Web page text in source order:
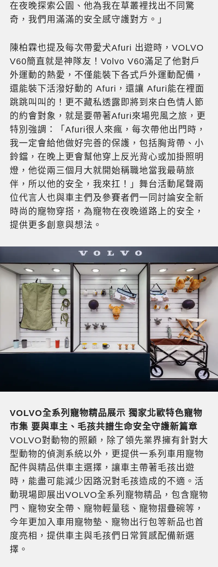
在夜晚探索公園、他為我在草叢裡找出不同驚
奇，我們用滿滿的安全感守護對方。」
陳柏霖也提及每次帶愛犬Afuri 出遊時，VOLVO
V60簡直就是神隊友！Volvo V60滿足了他對戶
外運動的熱愛，不僅能裝下各式戶外運動配備，
還能裝下活潑好動的 Afuri，還讓 Afuri能在裡面
跳跳叫叫的！更不藏私透露即將到來白色情人節
的約會對象，就是要帶著Afuri來場兜風之旅，更
特別強調：「Afuri很人來瘋，每次帶他出門時，
我一定會給他做好完善的保護，包括胸背帶、小
鈴鐺，在晚上更會幫他穿上反光背心或加掛照明
燈，他從兩三個月大就開始稱職地當我最萌旅
伴，所以他的安全，我來扛！」舞台活動尾聲兩
位代言人也與車主們及參賽者們一同討論安全新
時尚的寵物穿搭，為寵物在夜晚道路上的安全，
提供更多創意與想法。
VOLVO全系列寵物精品展示 獨家北歐特色寵物
市集 要與車主、毛孩共譜生命安全守護新篇章
VOLVO對動物的照顧，除了領先業界擁有針對大
型動物的偵測系統以外，更提供一系列車用寵物
配件與精品供車主選擇，讓車主帶著毛孩出遊
時，能盡可能減少因路況對毛孩造成的不適。活
動現場即展出VOLVO全系列寵物精品，包含寵物
門、寵物安全帶、寵物輕量毯、寵物摺疊碗等，
今年更加入車用寵物墊、寵物出行包等新品也首
度亮相，提供車主與毛孩們日常質感配備新選
擇。